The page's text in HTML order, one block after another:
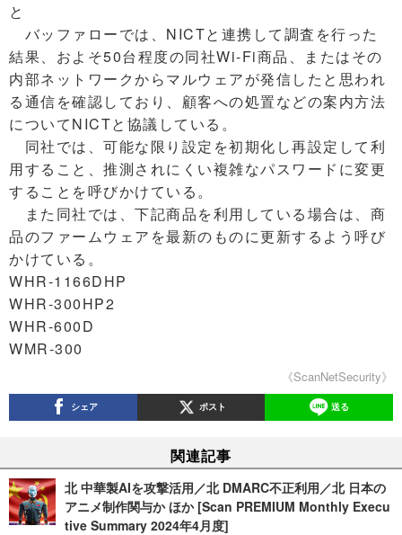
と
バッファローでは、NICTと連携して調査を行った
結果、およそ50台程度の同社Wi-Fi商品、またはその
内部ネットワークからマルウェアが発信したと思われ
る通信を確認しており、顧客への処置などの案内方法
についてNICTと協議している。
同社では、可能な限り設定を初期化し再設定して利
用すること、推測されにくい複雑なパスワードに変更
することを呼びかけている。
また同社では、下記商品を利用している場合は、商
品のファームウェアを最新のものに更新するよう呼び
かけている。
WHR-1166DHP
WHR-300HP2
WHR-600D
WMR-300
《ScanNetSecurity》
シェア ポスト 送る
関連記事
北 中華製AIを攻撃活用／北 DMARC不正利用／北 日本の
アニメ制作関与か ほか [Scan PREMIUM Monthly Execu
tive Summary 2024年4月度]